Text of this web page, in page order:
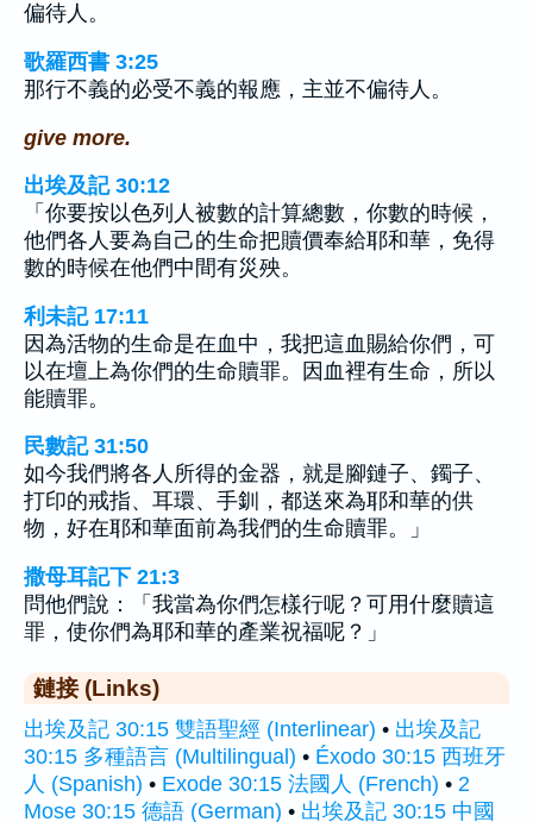
偏待人。
歌羅西書 3:25
那行不義的必受不義的報應，主並不偏待人。
give more.
出埃及記 30:12
「你要按以色列人被數的計算總數，你數的時候，
他們各人要為自己的生命把贖價奉給耶和華，免得
數的時候在他們中間有災殃。
利未記 17:11
因為活物的生命是在血中，我把這血賜給你們，可
以在壇上為你們的生命贖罪。因血裡有生命，所以
能贖罪。
民數記 31:50
如今我們將各人所得的金器，就是腳鏈子、鐲子、
打印的戒指、耳環、手釧，都送來為耶和華的供
物，好在耶和華面前為我們的生命贖罪。」
撒母耳記下 21:3
問他們說：「我當為你們怎樣行呢？可用什麼贖這
罪，使你們為耶和華的產業祝福呢？」
鏈接 (Links)
出埃及記 30:15 雙語聖經 (Interlinear) • 出埃及記
30:15 多種語言 (Multilingual) • Éxodo 30:15 西班牙
人 (Spanish) • Exode 30:15 法國人 (French) • 2
Mose 30:15 德語 (German) • 出埃及記 30:15 中國